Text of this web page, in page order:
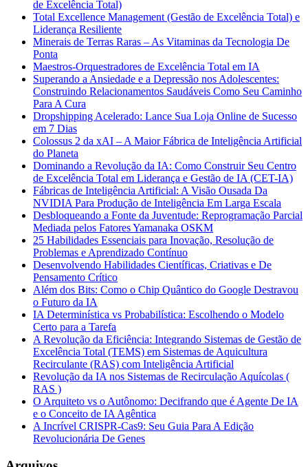
de Excelência Total)
Total Excellence Management (Gestão de Excelência Total) e
Liderança Resiliente
Minerais de Terras Raras – As Vitaminas da Tecnologia De
Ponta
Maestros-Orquestradores de Excelência Total em IA
Superando a Ansiedade e a Depressão nos Adolescentes:
Construindo Relacionamentos Saudáveis Como Seu Caminho
Para A Cura
Dropshipping Acelerado: Lance Sua Loja Online de Sucesso
em 7 Dias
Colossus 2 da xAI – A Maior Fábrica de Inteligência Artificial
do Planeta
Dominando a Revolução da IA: Como Construir Seu Centro
de Excelência Total em Liderança e Gestão de IA (CET-IA)
Fábricas de Inteligência Artificial: A Visão Ousada Da
NVIDIA Para Produção de Inteligência Em Larga Escala
Desbloqueando a Fonte da Juventude: Reprogramação Parcial
Mediada pelos Fatores Yamanaka OSKM
25 Habilidades Essenciais para Inovação, Resolução de
Problemas e Aprendizado Contínuo
Desenvolvendo Habilidades Científicas, Criativas e De
Pensamento Crítico
Além dos Bits: Como o Chip Quântico do Google Destravou
o Futuro da IA
IA Determinística vs Probabilística: Escolhendo o Modelo
Certo para a Tarefa
A Revolução da Eficiência: Integrando Sistemas de Gestão de
Excelência Total (TEMS) em Sistemas de Aquicultura
Recirculante (RAS) com Inteligência Artificial
Revolução da IA nos Sistemas de Recirculação Aquícolas (
RAS )
O Arquiteto vs o Autônomo: Decifrando que é Agente De IA
e o Conceito de IA Agêntica
A Incrível CRISPR-Cas9: Seu Guia Para A Edição
Revolucionária De Genes